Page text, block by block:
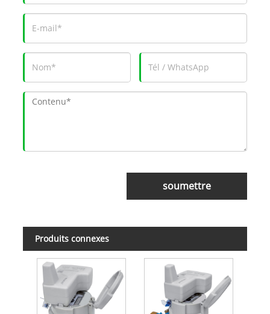
soumettre
Produits connexes